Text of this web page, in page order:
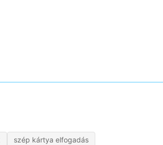
szép kártya elfogadás